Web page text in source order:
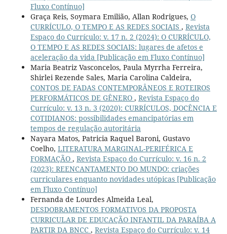
Fluxo Contínuo]
Graça Reis, Soymara Emilião, Allan Rodrigues, O
CURRÍCULO, O TEMPO E AS REDES SOCIAIS , Revista
Espaço do Currículo: v. 17 n. 2 (2024): O CURRÍCULO,
O TEMPO E AS REDES SOCIAIS: lugares de afetos e
aceleração da vida [Publicação em Fluxo Contínuo]
Maria Beatriz Vasconcelos, Paula Myrrha Ferreira,
Shirlei Rezende Sales, Maria Carolina Caldeira,
CONTOS DE FADAS CONTEMPORÂNEOS E ROTEIROS
PERFORMÁTICOS DE GÊNERO , Revista Espaço do
Currículo: v. 13 n. 3 (2020): CURRÍCULOS, DOCÊNCIA E
COTIDIANOS: possibilidades emancipatórias em
tempos de regulação autoritária
Nayara Matos, Patricia Raquel Baroni, Gustavo
Coelho, LITERATURA MARGINAL-PERIFÉRICA E
FORMAÇÃO , Revista Espaço do Currículo: v. 16 n. 2
(2023): REENCANTAMENTO DO MUNDO: criações
curriculares enquanto novidades utópicas [Publicação
em Fluxo Contínuo]
Fernanda de Lourdes Almeida Leal,
DESDOBRAMENTOS FORMATIVOS DA PROPOSTA
CURRICULAR DE EDUCAÇÃO INFANTIL DA PARAÍBA A
PARTIR DA BNCC , Revista Espaço do Currículo: v. 14